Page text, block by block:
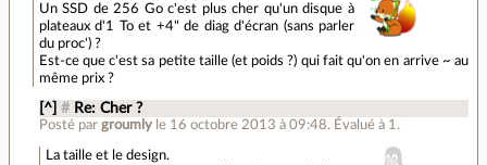
Un SSD de 256 Go c'est plus cher qu'un disque à
plateaux d'1 To et +4" de diag d'écran (sans parler
du proc') ?
Est-ce que c'est sa petite taille (et poids ?) qui fait qu'on en arrive ~ au
même prix ?
[^] # Re: Cher ?
Posté pargroumly le 16 octobre 2013 à 09:48. Évalué à 1.
La taille et le design.